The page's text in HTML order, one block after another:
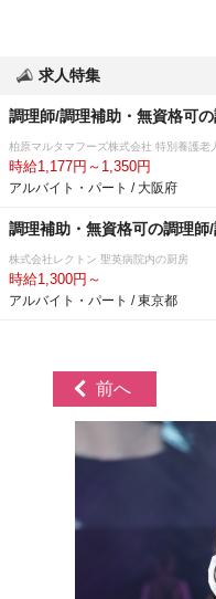
求人特集
調理師/調理補助・無資格可
柏原マルタマフーズ株式会社 特別養護老
時給1,177円～1,350円
アルバイト・パート / 大阪府
調理補助・無資格可の調理師
株式会社レクトン 聖英病院内の厨房
時給1,300円～
アルバイト・パート / 東京都
前へ